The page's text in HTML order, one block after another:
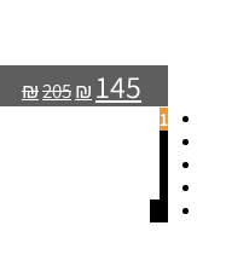
₪205₪ 145
1